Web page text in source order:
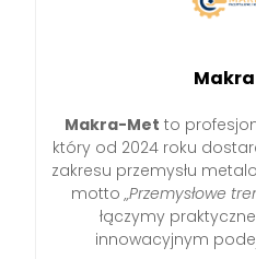
Makra
Makra-Met to
który od 2024 roku
zakresu przemysłu
motto„Przemysłowe
łączymy
innowacyjnym